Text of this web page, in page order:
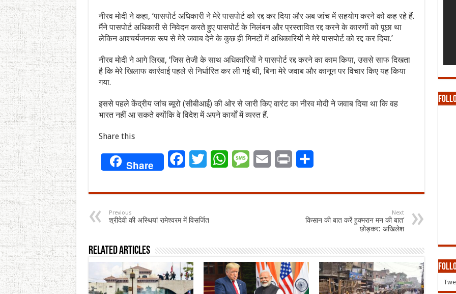
नीरव मोदी ने कहा, ‘पासपोर्ट अधिकारी ने मेरे पासपोर्ट को रद्द कर दिया और अब जांच में सहयोग करने को कह रहे हैं.
मैंने पासपोर्ट अधिकारी से निवेदन करते हुए पासपोर्ट के निलंबन और प्रस्तावित रद्द करने के कारणों को पूछा था
लेकिन आश्चर्यजनक रूप से मेरे जवाब देने के कुछ ही मिनटों में अधिकारियों ने मेरे पासपोर्ट को रद्द कर दिया.’
नीरव मोदी ने आगे लिखा, ‘जिस तेजी के साथ अधिकारियों ने पासपोर्ट रद्द करने का काम किया, उससे साफ दिखता
है कि मेरे खिलाफ कार्रवाई पहले से निर्धारित कर ली गई थी, बिना मेरे जवाब और कानून पर विचार किए यह किया
गया.
इससे पहले केंद्रीय जांच ब्यूरो (सीबीआई) की ओर से जारी किए वारंट का नीरव मोदी ने जवाब दिया था कि वह
भारत नहीं आ सकते क्योंकि वे विदेश में अपने कार्यों में व्यस्त हैं.
Share this
Share FacebookTwitterWhatsAppMessageEmail Print
Previous
श्रीदेवी की अस्थियां रामेश्वरम में विसर्जित
Next
किसान की बात करें हुक्मरान मन की बात’
छोड़कर: अखिलेश
Related Articles